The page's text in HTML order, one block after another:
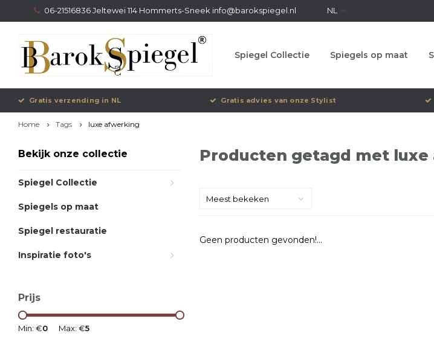
06-21516836 Jeltewei 114 Hommerts-Sneek info@barokspiegel.nl NL
Spiegel Collectie Spiegels op maat
Gratis verzending in NL Gratis advies van onze Stylist
Home Tags luxe afwerking
Bekijk onze collectie
Spiegel Collectie
Spiegels op maat
Spiegel restauratie
Inspiratie foto's
Prijs
Min: €0 Max: €5
Producten getagd met
Meest bekeken
Geen producten gevonden!...